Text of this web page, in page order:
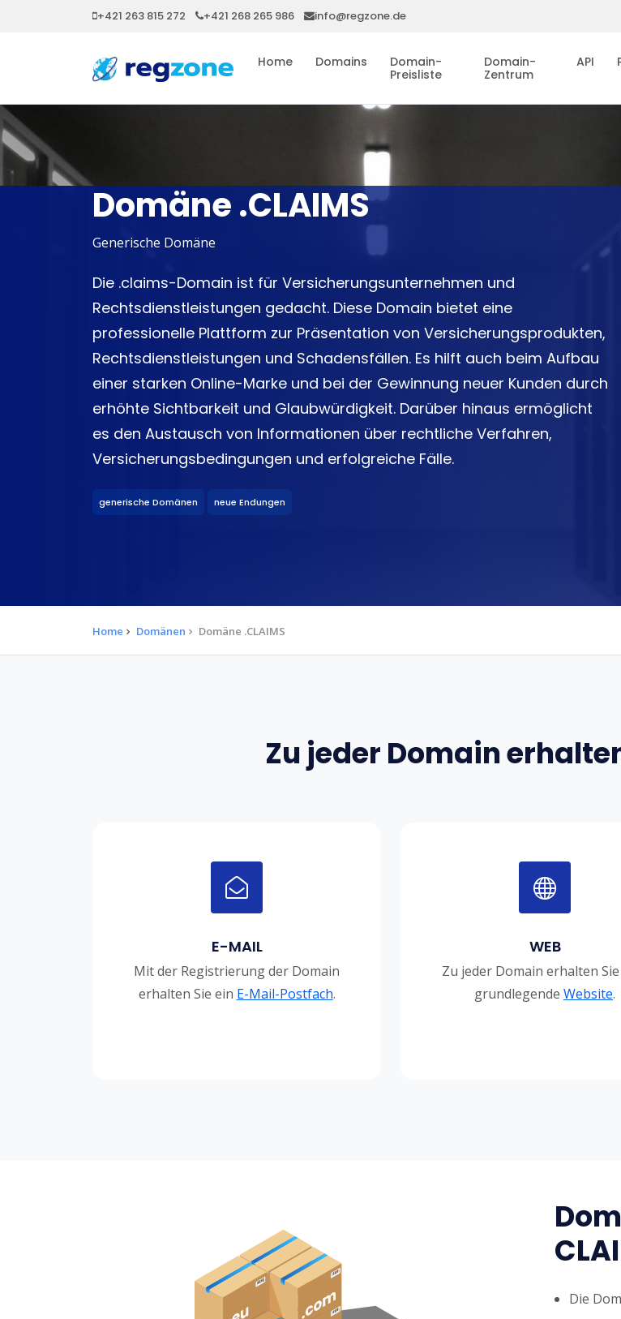
+421 263 815 272 +421 268 265 986 info@regzone.de
Home Domains
Domain-
Preisliste
Domain-
Zentrum
API
Domäne .CLAIMS
Generische Domäne
Die .claims-Domain ist für Versicherungsunternehmen und
Rechtsdienstleistungen gedacht. Diese Domain bietet eine
professionelle Plattform zur Präsentation von Versicherungsprodukten,
Rechtsdienstleistungen und Schadensfällen. Es hilft auch beim Aufbau
einer starken Online-Marke und bei der Gewinnung neuer Kunden durch
erhöhte Sichtbarkeit und Glaubwürdigkeit. Darüber hinaus ermöglicht
es den Austausch von Informationen über rechtliche Verfahren,
Versicherungsbedingungen und erfolgreiche Fälle.
generische Domänen neue Endungen
Home Domänen Domäne .CLAIMS
Zu jeder Domain
E-MAIL
Mit der Registrierung der Domain
erhalten Sie ein E-Mail-Postfach.
WEB
Zu jeder Domain erhalten
grundlegende Website.
Die